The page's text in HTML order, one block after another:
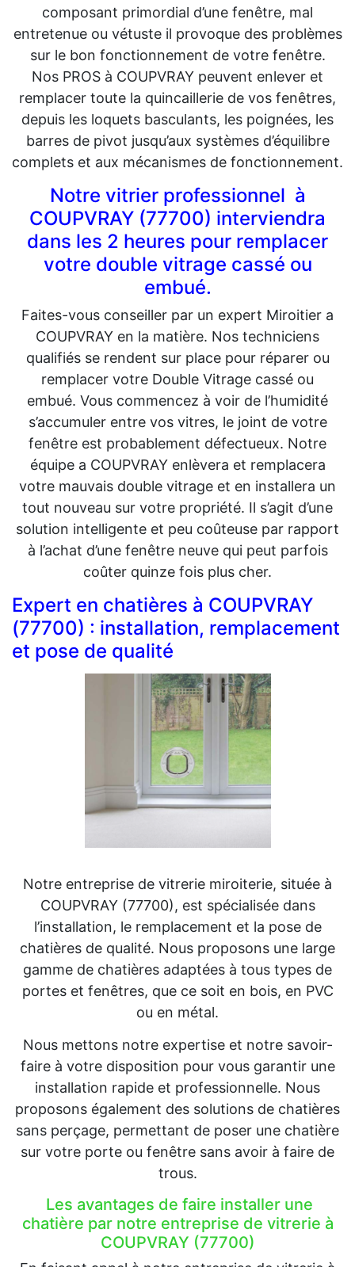
composant primordial d’une fenêtre, mal
entretenue ou vétuste il provoque des problèmes
sur le bon fonctionnement de votre fenêtre.
Nos PROS à COUPVRAY peuvent enlever et
remplacer toute la quincaillerie de vos fenêtres,
depuis les loquets basculants, les poignées, les
barres de pivot jusqu’aux systèmes d’équilibre
complets et aux mécanismes de fonctionnement.
Notre vitrier professionnel à
COUPVRAY (77700) interviendra
dans les 2 heures pour remplacer
votre double vitrage cassé ou
embué.
Faites-vous conseiller par un expert Miroitier a
COUPVRAY en la matière. Nos techniciens
qualifiés se rendent sur place pour réparer ou
remplacer votre Double Vitrage cassé ou
embué. Vous commencez à voir de l’humidité
s’accumuler entre vos vitres, le joint de votre
fenêtre est probablement défectueux. Notre
équipe a COUPVRAY enlèvera et remplacera
votre mauvais double vitrage et en installera un
tout nouveau sur votre propriété. Il s’agit d’une
solution intelligente et peu coûteuse par rapport
à l’achat d’une fenêtre neuve qui peut parfois
coûter quinze fois plus cher.
Expert en chatières à COUPVRAY
(77700) : installation, remplacement
et pose de qualité
Notre entreprise de vitrerie miroiterie, située à
COUPVRAY (77700), est spécialisée dans
l’installation, le remplacement et la pose de
chatières de qualité. Nous proposons une large
gamme de chatières adaptées à tous types de
portes et fenêtres, que ce soit en bois, en PVC
ou en métal.
Nous mettons notre expertise et notre savoir-
faire à votre disposition pour vous garantir une
installation rapide et professionnelle. Nous
proposons également des solutions de chatières
sans perçage, permettant de poser une chatière
sur votre porte ou fenêtre sans avoir à faire de
trous.
Les avantages de faire installer une
chatière par notre entreprise de vitrerie à
COUPVRAY (77700)